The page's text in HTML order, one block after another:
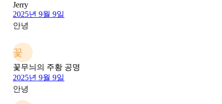
Jerry
2025년 9월 9일
안녕
꽃
꽃무늬의 주황 공명
2025년 9월 9일
안녕